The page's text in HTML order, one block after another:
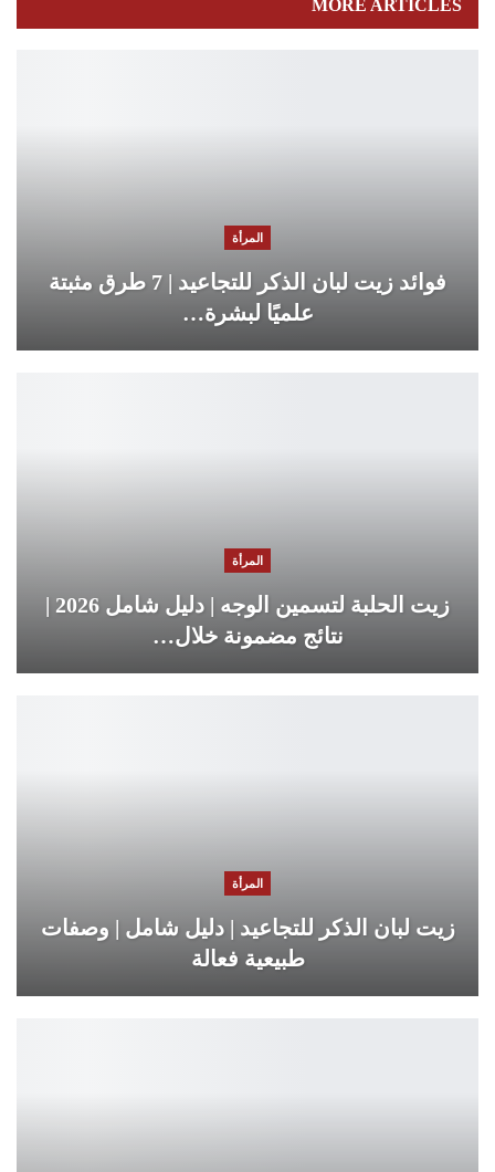
MORE ARTICLES
المرأة
فوائد زيت لبان الذكر للتجاعيد | 7 طرق مثبتة
علميًا لبشرة…
المرأة
زيت الحلبة لتسمين الوجه | دليل شامل 2026 |
نتائج مضمونة خلال…
المرأة
زيت لبان الذكر للتجاعيد | دليل شامل | وصفات
طبيعية فعالة